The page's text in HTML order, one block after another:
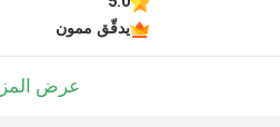
يدقّق ممون
عرض